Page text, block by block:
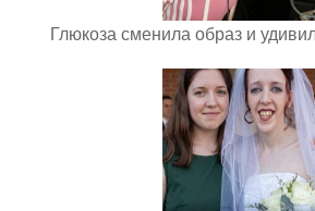
Глюкоза сменила образ и